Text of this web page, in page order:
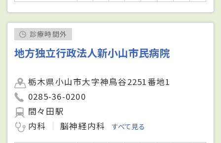
診療時間外
地方独立行政法人新小山市民病院
栃木県小山市大字神鳥谷2251番地1
0285-36-0200
間々田駅
内科
脳神経内科 すべて見る